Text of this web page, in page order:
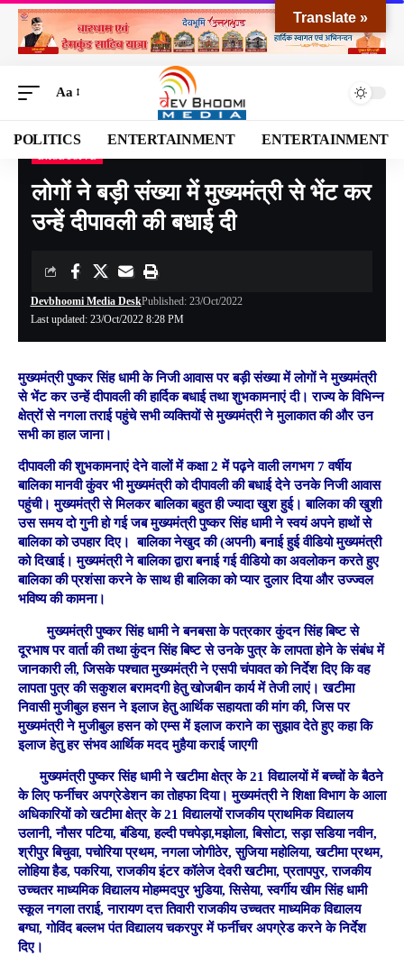
Aa
POLITICS ENTERTAINMENT ENTERTAINMENT
Devbhoomi Media>Blog>EXCLUSIVE>लोगों ने बड़ी संख्या में मुख्यमंत्री से भेंट कर उन्हें दीपावली की बधाई दी
लोगों ने बड़ी संख्या में मुख्यमंत्री से भेंट कर
उन्हें दीपावली की बधाई दी
Last updated: 23/Oct/2022 8:28 PM
Devbhoomi Media DeskPublished: 23/Oct/2022
मुख्यमंत्री पुष्कर सिंह धामी के निजी आवास पर बड़ी संख्या में लोगों ने मुख्यमंत्री
से भेंट कर उन्हें दीपावली की हार्दिक बधाई तथा शुभकामनाएं दी। राज्य के विभिन्न
क्षेत्रों से नगला तराई पहुंचे सभी व्यक्तियों से मुख्यमंत्री ने मुलाकात की और उन
सभी का हाल जाना।
दीपावली की शुभकामनाएं देने वालों में कक्षा 2 में पढ़ने वाली लगभग 7 वर्षीय
बालिका मानवी कुंवर भी मुख्यमंत्री को दीपावली की बधाई देने उनके निजी आवास
पहुंची। मुख्यमंत्री से मिलकर बालिका बहुत ही ज्यादा खुश हुई। बालिका की खुशी
उस समय दो गुनी हो गई जब मुख्यमंत्री पुष्कर सिंह धामी ने स्वयं अपने हाथों से
बालिका को उपहार दिए। बालिका नेखुद की (अपनी) बनाई हुई वीडियो मुख्यमंत्री
को दिखाई। मुख्यमंत्री ने बालिका द्वारा बनाई गई वीडियो का अवलोकन करते हुए
बालिका की प्रशंसा करने के साथ ही बालिका को प्यार दुलार दिया और उज्ज्वल
भविष्य की कामना।
मुख्यमंत्री पुष्कर सिंह धामी ने बनबसा के पत्रकार कुंदन सिंह बिष्ट से
दूरभाष पर वार्ता की तथा कुंदन सिंह बिष्ट से उनके पुत्र के लापता होने के संबंध में
जानकारी ली, जिसके पश्चात मुख्यमंत्री ने एसपी चंपावत को निर्देश दिए कि वह
लापता पुत्र की सकुशल बरामदगी हेतु खोजबीन कार्य में तेजी लाएं। खटीमा
निवासी मुजीबुल हसन ने इलाज हेतु आर्थिक सहायता की मांग की, जिस पर
मुख्यमंत्री ने मुजीबुल हसन को एम्स में इलाज कराने का सुझाव देते हुए कहा कि
इलाज हेतु हर संभव आर्थिक मदद मुहैया कराई जाएगी
मुख्यमंत्री पुष्कर सिंह धामी ने खटीमा क्षेत्र के 21 विद्यालयों में बच्चों के बैठने
के लिए फर्नीचर अपग्रेडेशन का तोहफा दिया। मुख्यमंत्री ने शिक्षा विभाग के आला
अधिकारियों को खटीमा क्षेत्र के 21 विद्यालयों राजकीय प्राथमिक विद्यालय
उलानी, नौसर पटिया, बंडिया, हल्दी पचपेड़ा,मझोला, बिसोटा, सड़ा सडिया नवीन,
श्रीपुर बिचुवा, पचोरिया प्रथम, नगला जोगीठेर, सुजिया महोलिया, खटीमा प्रथम,
लोहिया हैड, पकरिया, राजकीय इंटर कॉलेज देवरी खटीमा, प्रतापपुर, राजकीय
उच्चतर माध्यमिक विद्यालय मोहम्मदपुर भुडिया, सिसेया, स्वर्गीय खीम सिंह धामी
स्कूल नगला तराई, नारायण दत्त तिवारी राजकीय उच्चतर माध्यमिक विद्यालय
बग्घा, गोविंद बल्लभ पंत विद्यालय चकरपुर में फर्नीचर अपग्रेड करने के निर्देश
दिए।
Translate »